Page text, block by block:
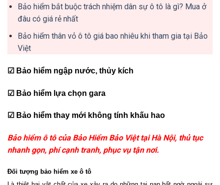
Bảo hiểm bắt buộc trách nhiệm dân sự ô tô là gì? Mua ở
đâu có giá rẻ nhất
Bảo hiểm thân vỏ ô tô giá bao nhiêu khi tham gia tại Bảo
Việt
☑ Bảo hiểm ngập nước, thủy kích
☑ Bảo hiểm l ựa chọn gara
☑ Bảo hiểm thay mới không tính khấu hao
Bảo hiểm ô tô của Bảo Hiểm Bảo Việt tại Hà Nội, thủ tục
nhanh gọn, phí cạnh tranh, phục vụ tận nơi.
Đối tượng bảo hiểm xe ô tô